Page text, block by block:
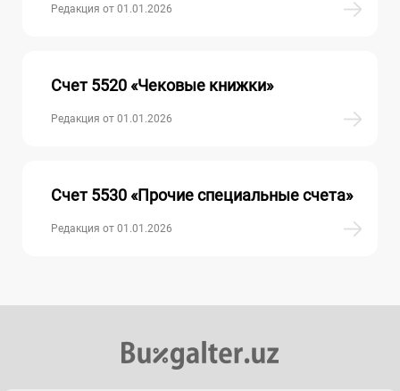
Редакция от 01.01.2026
Счет 5520 «Чековые книжки»
Редакция от 01.01.2026
Счет 5530 «Прочие специальные счета»
Редакция от 01.01.2026